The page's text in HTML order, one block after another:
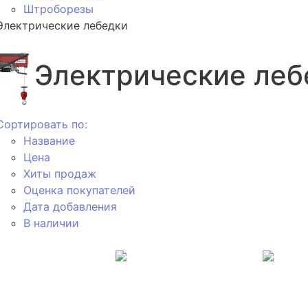
Штроборезы
лебедки
Электрические
по:
Название
Цена
Хиты продаж
Оценка покупателей
Дата добавления
В наличии